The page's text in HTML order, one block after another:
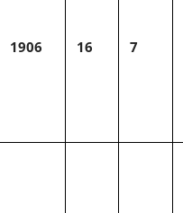
1906 16 7